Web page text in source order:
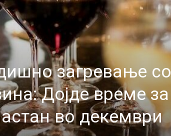
загревање со
Дојде време за
во декември